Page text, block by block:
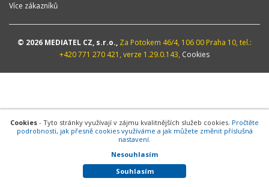
Více zákazníků
© 2026 MEDIATEL CZ, s.r.o., Za Potokem 46/4, 106 00 Praha 10, tel.:
+420 771 270 421, verze 1.29.0.143, Cookies
Cookies - Tyto stránky využívají v zájmu kvalitnějších služeb cookies. Pročtěte
podrobnosti, jak přesně cookies využíváme a jak můžete změnit příslušná
nastavení.
Nesouhlasím
Souhlasím